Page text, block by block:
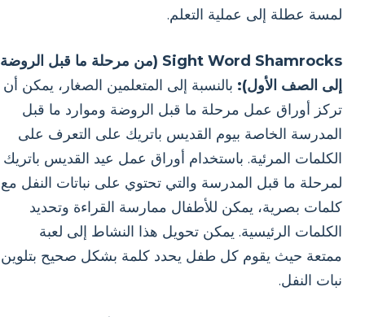
لمسة عطلة إلى عملية التعلم.
Sight Word Shamrocks (من مرحلة ما قبل الروضة
إلى الصف الأول): بالنسبة إلى المتعلمين الصغار، يمكن أن
تركز أوراق عمل مرحلة ما قبل الروضة وموارد ما قبل
المدرسة الخاصة بيوم القديس باتريك على التعرف على
الكلمات المرئية. باستخدام أوراق عمل عيد القديس باتريك
لمرحلة ما قبل المدرسة والتي تحتوي على نباتات النفل مع
كلمات بصرية، يمكن للأطفال ممارسة القراءة وتحديد
الكلمات الرئيسية. يمكن تحويل هذا النشاط إلى لعبة
ممتعة حيث يقوم كل طفل يحدد كلمة بشكل صحيح بتلوين
نبات النفل.